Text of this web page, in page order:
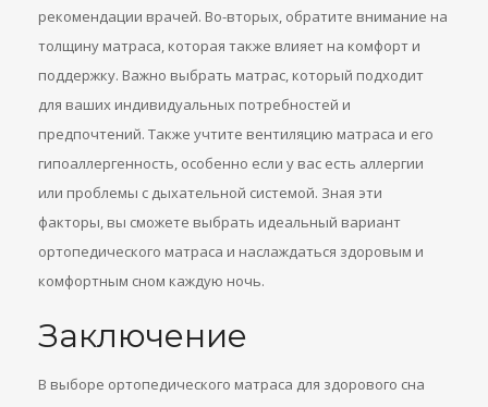
рекомендации врачей. Во-вторых, обратите внимание на
толщину матраса, которая также влияет на комфорт и
поддержку. Важно выбрать матрас, который подходит
для ваших индивидуальных потребностей и
предпочтений. Также учтите вентиляцию матраса и его
гипоаллергенность, особенно если у вас есть аллергии
или проблемы с дыхательной системой. Зная эти
факторы, вы сможете выбрать идеальный вариант
ортопедического матраса и наслаждаться здоровым и
комфортным сном каждую ночь.
Заключение
В выборе ортопедического матраса для здорового сна